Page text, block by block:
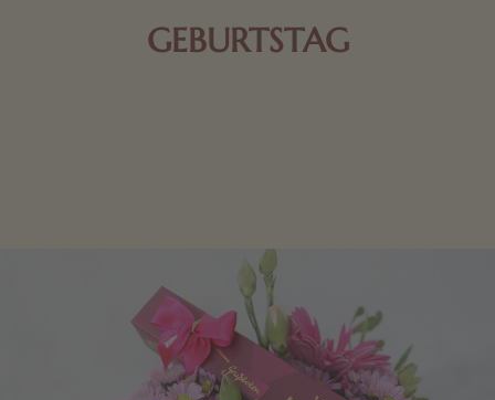
GEBURTSTAG